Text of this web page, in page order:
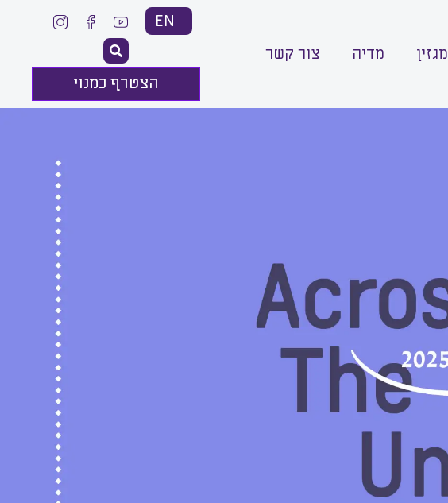
מגזין מדיה צור קשר
EN
הצטרף כמנוי